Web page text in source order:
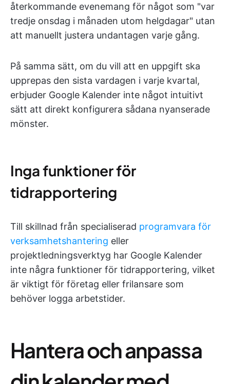
återkommande evenemang för något som "var
tredje onsdag i månaden utom helgdagar" utan
att manuellt justera undantagen varje gång.
På samma sätt, om du vill att en uppgift ska
upprepas den sista vardagen i varje kvartal,
erbjuder Google Kalender inte något intuitivt
sätt att direkt konfigurera sådana nyanserade
mönster.
Inga funktioner för
tidrapportering
Till skillnad från specialiserad programvara för
verksamhetshantering eller
projektledningsverktyg har Google Kalender
inte några funktioner för tidrapportering, vilket
är viktigt för företag eller frilansare som
behöver logga arbetstider.
Hantera och anpassa